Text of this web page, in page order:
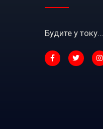
Будите у току…